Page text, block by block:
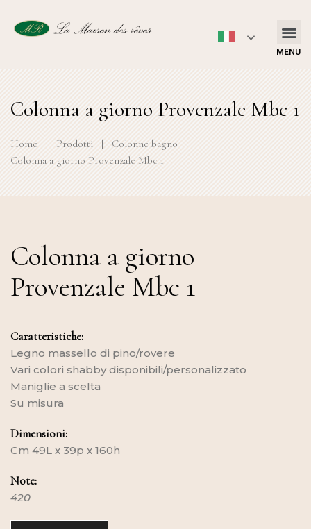
MENU
Colonna a giorno Provenzale Mbc 1
Home | Prodotti | Colonne bagno
|
Colonna a giorno Provenzale Mbc 1
Colonna a giorno
Provenzale Mbc 1
Caratteristiche:
Legno massello di pino/rovere
Vari colori shabby disponibili/personalizzato
Maniglie a scelta
Su misura
Dimensioni:
Cm 49L x 39p x 160h
Note:
420